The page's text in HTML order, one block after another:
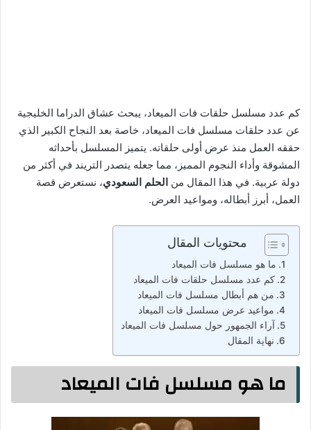
كم عدد مسلسل حلقات فات الميعاد، يبحث عشاق الدراما الخليجية
عن عدد حلقات مسلسل فات الميعاد، خاصة بعد النجاح الكبير الذي
حققه العمل منذ عرض أولى حلقاته. يتميز المسلسل بأحداثه
المشوقة وأداء النجوم المميز، مما جعله يتصدر التريند في أكثر من
دولة عربية. في هذا المقال من الحلم السعودي، نستعرض قصة
العمل، أبرز أبطاله، ومواعيد العرض.
محتويات المقال
ما هو مسلسل فات الميعاد
كم عدد مسلسل حلقات فات الميعاد
من هم أبطال مسلسل فات الميعاد
مواعيد عرض مسلسل فات الميعاد
آراء الجمهور حول مسلسل فات الميعاد
نهاية المقال
ما هو مسلسل فات الميعاد